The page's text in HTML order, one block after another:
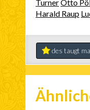
TurnerOtto
Harald Raup
des taugt